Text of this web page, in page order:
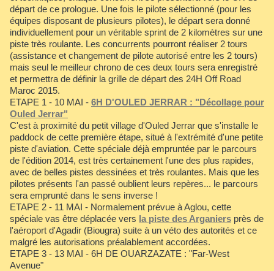
départ de ce prologue. Une fois le pilote sélectionné (pour les
équipes disposant de plusieurs pilotes), le départ sera donné
individuellement pour un véritable sprint de 2 kilomètres sur une
piste très roulante. Les concurrents pourront réaliser 2 tours
(assistance et changement de pilote autorisé entre les 2 tours)
mais seul le meilleur chrono de ces deux tours sera enregistré
et permettra de définir la grille de départ des 24H Off Road
Maroc 2015.
ETAPE 1 - 10 MAI - 6H D'OULED JERRAR : "Décollage pour
Ouled Jerrar"
C'est à proximité du petit village d'Ouled Jerrar que s'installe le
paddock de cette première étape, situé à l'extrémité d'une petite
piste d'aviation. Cette spéciale déjà empruntée par le parcours
de l'édition 2014, est très certainement l'une des plus rapides,
avec de belles pistes dessinées et très roulantes. Mais que les
pilotes présents l'an passé oublient leurs repères... le parcours
sera emprunté dans le sens inverse !
ETAPE 2 - 11 MAI - Normalement prévue à Aglou, cette
spéciale vas être déplacée vers la piste des Arganiers près de
l'aéroport d'Agadir (Biougra) suite à un véto des autorités et ce
malgré les autorisations préalablement accordées.
ETAPE 3 - 13 MAI - 6H DE OUARZAZATE : "Far-West
Avenue"